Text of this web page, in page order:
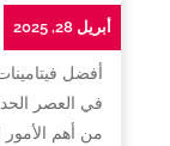
أبريل 28, 2025
أفضل
في العصر
من أهم الأمور